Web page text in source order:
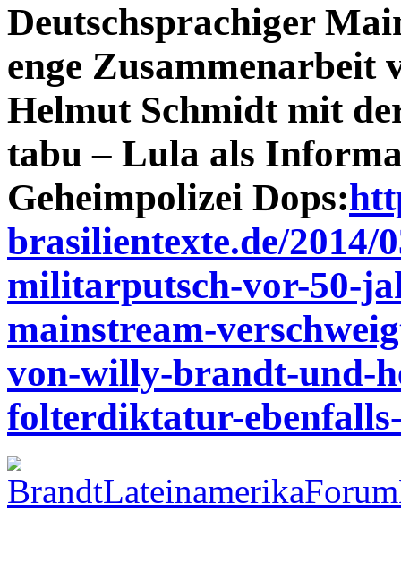
Deutschsprachiger
enge
Helmut Schmidt mit
tabu – Lula als
Geheimpolizei Dops:
brasilientexte.de/2014/
militarputsch-vor-50-
mainstream-
von-willy-brandt-und-
folterdiktatur-